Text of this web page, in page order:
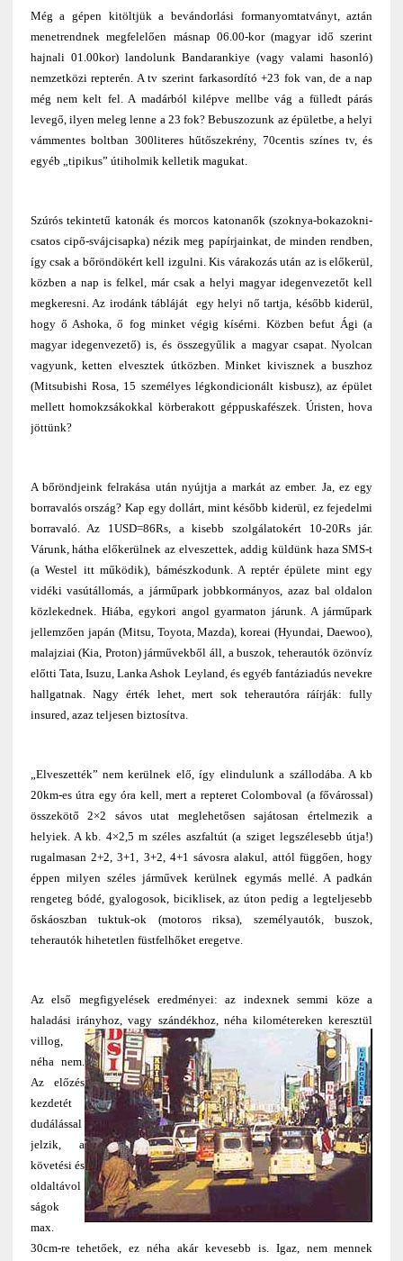
Még a gépen kitöltjük a bevándorlási formanyomtatványt, aztán
menetrendnek megfelelően másnap 06.00-kor (magyar idő szerint
hajnali 01.00kor) landolunk Bandarankiye (vagy valami hasonló)
nemzetközi repterén. A tv szerint farkasordító +23 fok van, de a nap
még nem kelt fel. A madárból kilépve mellbe vág a fülledt párás
levegő, ilyen meleg lenne a 23 fok? Bebuszozunk az épületbe, a helyi
vámmentes boltban 300literes hűtőszekrény, 70centis színes tv, és
egyéb „tipikus” útiholmik kelletik magukat.
Szúrós tekintetű katonák és morcos katonanők (szoknya-bokazokni-
csatos cipő-svájcisapka) nézik meg papírjainkat, de minden rendben,
így csak a bőröndökért kell izgulni. Kis várakozás után az is előkerül,
közben a nap is felkel, már csak a helyi magyar idegenvezetőt kell
megkeresni. Az irodánk tábláját egy helyi nő tartja, később kiderül,
hogy ő Ashoka, ő fog minket végig kísérni. Közben befut Ági (a
magyar idegenvezető) is, és összegyűlik a magyar csapat. Nyolcan
vagyunk, ketten elvesztek útközben. Minket kivisznek a buszhoz
(Mitsubishi Rosa, 15 személyes légkondicionált kisbusz), az épület
mellett homokzsákokkal körberakott géppuskafészek. Úristen, hova
jöttünk?
A bőröndjeink felrakása után nyújtja a markát az ember. Ja, ez egy
borravalós ország? Kap egy dollárt, mint később kiderül, ez fejedelmi
borravaló. Az 1USD=86Rs, a kisebb szolgálatokért 10-20Rs jár.
Várunk, hátha előkerülnek az elveszettek, addig küldünk haza SMS-t
(a Westel itt működik), bámészkodunk. A reptér épülete mint egy
vidéki vasútállomás, a járműpark jobbkormányos, azaz bal oldalon
közlekednek. Hiába, egykori angol gyarmaton járunk. A járműpark
jellemzően japán (Mitsu, Toyota, Mazda), koreai (Hyundai, Daewoo),
malajziai (Kia, Proton) járművekből áll, a buszok, teherautók özönvíz
előtti Tata, Isuzu, Lanka Ashok Leyland, és egyéb fantáziadús nevekre
hallgatnak. Nagy érték lehet, mert sok teherautóra ráírják: fully
insured, azaz teljesen biztosítva.
„Elveszették” nem kerülnek elő, így elindulunk a szállodába. A kb
20km-es útra egy óra kell, mert a repteret Colomboval (a fővárossal)
összekötő 2×2 sávos utat meglehetősen sajátosan értelmezik a
helyiek. A kb. 4×2,5 m széles aszfaltút (a sziget legszélesebb útja!)
rugalmasan 2+2, 3+1, 3+2, 4+1 sávosra alakul, attól függően, hogy
éppen milyen széles járművek kerülnek egymás mellé. A padkán
rengeteg bódé, gyalogosok, biciklisek, az úton pedig a legteljesebb
őskáoszban tuktuk-ok (motoros riksa), személyautók, buszok,
teherautók hihetetlen füstfelhőket eregetve.
Az első megfigyelések eredményei: az indexnek semmi köze a
haladási irányhoz, vagy szándékhoz, néha kilométereken keresztül
villog,
néha nem.
Az előzés
kezdetét
dudálással
jelzik, a
követési és
oldaltávol
ságok
max.
30cm-re tehetőek, ez néha akár kevesebb is. Igaz, nem mennek